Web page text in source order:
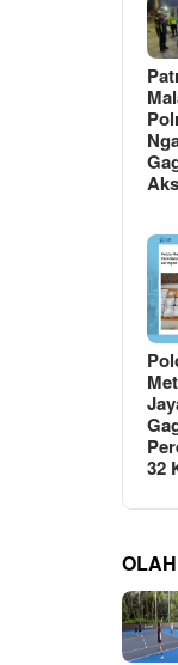
32